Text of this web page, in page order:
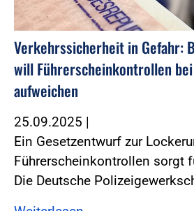
Verkehrssicherheit in Gefahr:
will Führerscheinkontrollen
aufweichen
25.09.2025 |
Ein Gesetzentwurf zur
Führerscheinkontrollen sorgt
Die Deutsche